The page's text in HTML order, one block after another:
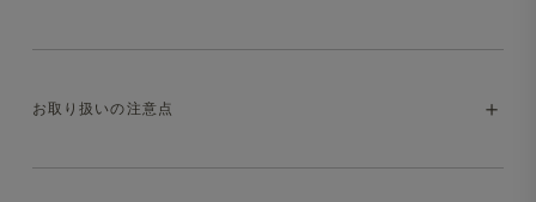
・同サイズ・別アイテムの着用イメージ
をご参照ください）
お取り扱いの注意点